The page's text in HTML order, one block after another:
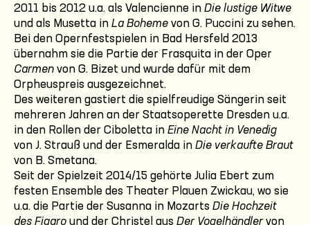
2011 bis 2012 u.a. als Valencienne in Die lustige Witwe
und als Musetta in La Boheme von G. Puccini zu sehen.
Bei den Opernfestspielen in Bad Hersfeld 2013
übernahm sie die Partie der Frasquita in der Oper
Carmen von G. Bizet und wurde dafür mit dem
Orpheuspreis ausgezeichnet.
Des weiteren gastiert die spielfreudige Sängerin seit
mehreren Jahren an der Staatsoperette Dresden u.a.
in den Rollen der Ciboletta in Eine Nacht in Venedig
von J. Strauß und der Esmeralda in Die verkaufte Braut
von B. Smetana.
Seit der Spielzeit 2014/15 gehörte Julia Ebert zum
festen Ensemble des Theater Plauen Zwickau, wo sie
u.a. die Partie der Susanna in Mozarts Die Hochzeit
des Figaro und der Christel aus Der Vogelhändlervon